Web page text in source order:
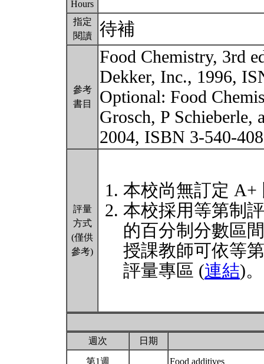
Hours
指定
閱讀
待補
參考
書目
Food Chemistry, 3rd
Dekker, Inc., 1996,
Optional: Food
Grosch, P Schieberle,
2004, ISBN 3-540-
評量
方式
(僅供
參考)
本校尚無訂定 A+
本校採用等第制
的百分制分數區
授課教師可依等
評量專區 (連結)。
週次 日期
第1週 Food additives